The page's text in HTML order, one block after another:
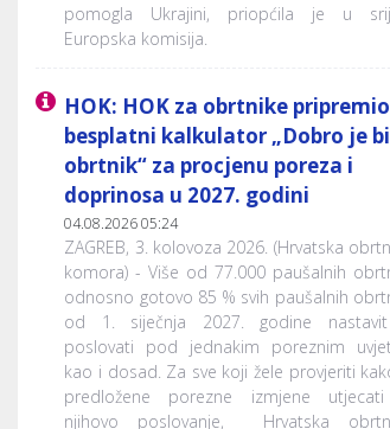
pomogla Ukrajini, priopćila je u
Europska komisija.
HOK: HOK za obrtnike pripremio
besplatni kalkulator „Dobro je
obrtnik“ za procjenu poreza i
doprinosa u 2027. godini
04.08.2026 05:24
ZAGREB, 3. kolovoza 2026. (Hrvatska
komora) - Više od 77.000 paušalnih
odnosno gotovo 85 % svih paušalnih
od 1. siječnja 2027. godine
poslovati pod jednakim poreznim
kao i dosad. Za sve koji žele provjeriti
predložene porezne izmjene
njihovo poslovanje, Hrvatska